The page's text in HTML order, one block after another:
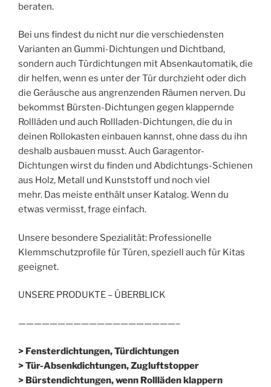
beraten.
Bei uns findest du nicht nur die verschiedensten
Varianten an Gummi-Dichtungen und Dichtband,
sondern auch Türdichtungen mit Absenkautomatik, die
dir helfen, wenn es unter der Tür durchzieht oder dich
die Geräusche aus angrenzenden Räumen nerven. Du
bekommst Bürsten-Dichtungen gegen klappernde
Rollläden und auch Rollladen-Dichtungen, die du in
deinen Rollokasten einbauen kannst, ohne dass du ihn
deshalb ausbauen musst. Auch Garagentor-
Dichtungen wirst du finden und Abdichtungs-Schienen
aus Holz, Metall und Kunststoff und noch viel
mehr. Das meiste enthält unser Katalog. Wenn du
etwas vermisst, frage einfach.
Unsere besondere Spezialität: Professionelle
Klemmschutzprofile für Türen, speziell auch für Kitas
geeignet.
UNSERE PRODUKTE – ÜBERBLICK
————————————————————–
> Fensterdichtungen, Türdichtungen
> Tür-Absenkdichtungen, Zugluftstopper
> Bürstendichtungen, wenn Rollläden klappern